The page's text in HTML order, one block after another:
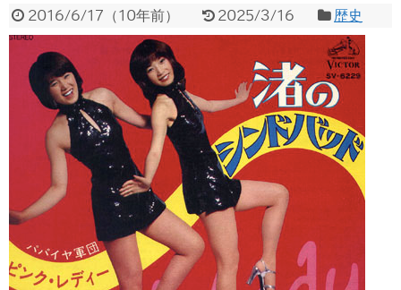
2016/6/17 （10年前） 2025/3/16 歴史